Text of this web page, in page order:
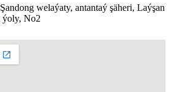
welaýaty, antantaý şäheri, Laýşan
ýoly, No2